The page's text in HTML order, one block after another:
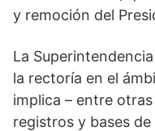
y remoción del
La
la rectoría en el
implica – entre
registros y bases